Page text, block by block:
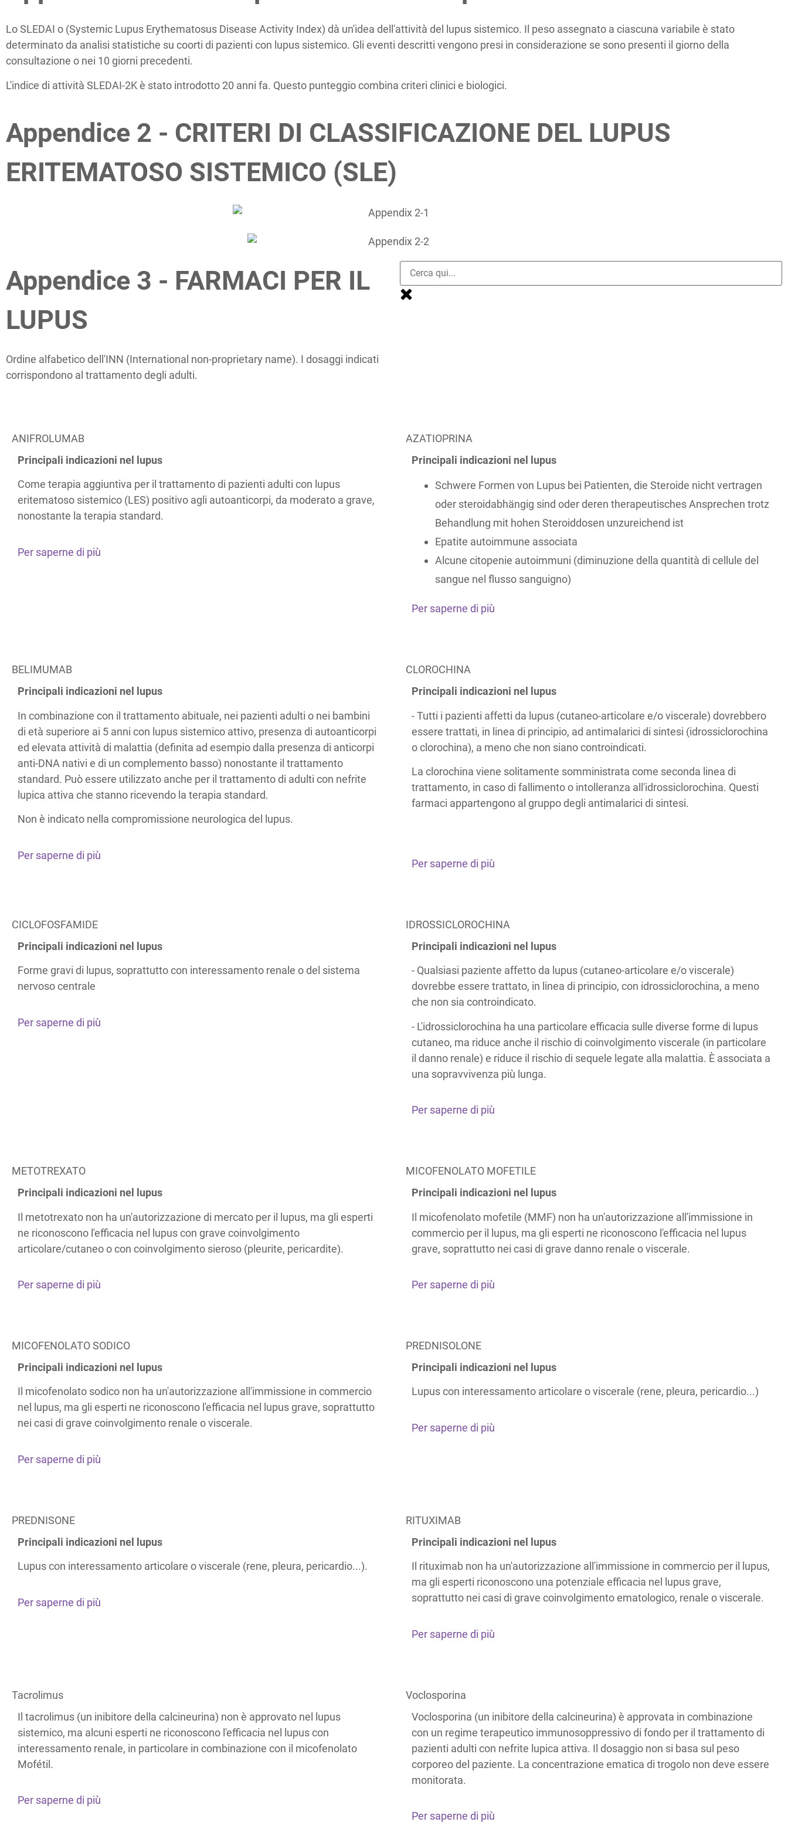
Lo SLEDAI o (Systemic Lupus Erythematosus Disease Activity Index) dà un'idea dell'attività del lupus sistemico. Il peso assegnato a ciascuna variabile è stato
determinato da analisi statistiche su coorti di pazienti con lupus sistemico. Gli eventi descritti vengono presi in considerazione se sono presenti il giorno della
consultazione o nei 10 giorni precedenti.
L'indice di attività SLEDAI-2K è stato introdotto 20 anni fa. Questo punteggio combina criteri clinici e biologici.
Appendice 2 - CRITERI DI CLASSIFICAZIONE DEL LUPUS
ERITEMATOSO SISTEMICO (SLE)
Appendice 3 - FARMACI PER IL
LUPUS
Ordine alfabetico dell'INN (International non-proprietary name). I dosaggi indicati
corrispondono al trattamento degli adulti.
ANIFROLUMAB
Principali indicazioni nel lupus
Come terapia aggiuntiva per il trattamento di pazienti adulti con lupus
eritematoso sistemico (LES) positivo agli autoanticorpi, da moderato a grave,
nonostante la terapia standard.
Per saperne di più
AZATIOPRINA
Principali indicazioni nel lupus
Schwere Formen von Lupus bei Patienten, die Steroide nicht vertragen
oder steroidabhängig sind oder deren therapeutisches Ansprechen trotz
Behandlung mit hohen Steroiddosen unzureichend ist
Epatite autoimmune associata
Alcune citopenie autoimmuni (diminuzione della quantità di cellule del
sangue nel flusso sanguigno)
Per saperne di più
BELIMUMAB
Principali indicazioni nel lupus
In combinazione con il trattamento abituale, nei pazienti adulti o nei bambini
di età superiore ai 5 anni con lupus sistemico attivo, presenza di autoanticorpi
ed elevata attività di malattia (definita ad esempio dalla presenza di anticorpi
anti-DNA nativi e di un complemento basso) nonostante il trattamento
standard. Può essere utilizzato anche per il trattamento di adulti con nefrite
lupica attiva che stanno ricevendo la terapia standard.
Non è indicato nella compromissione neurologica del lupus.
Per saperne di più
CLOROCHINA
Principali indicazioni nel lupus
- Tutti i pazienti affetti da lupus (cutaneo-articolare e/o viscerale) dovrebbero
essere trattati, in linea di principio, ad antimalarici di sintesi (idrossiclorochina
o clorochina), a meno che non siano controindicati.
La clorochina viene solitamente somministrata come seconda linea di
trattamento, in caso di fallimento o intolleranza all'idrossiclorochina. Questi
farmaci appartengono al gruppo degli antimalarici di sintesi.
Per saperne di più
CICLOFOSFAMIDE
Principali indicazioni nel lupus
Forme gravi di lupus, soprattutto con interessamento renale o del sistema
nervoso centrale
Per saperne di più
IDROSSICLOROCHINA
Principali indicazioni nel lupus
- Qualsiasi paziente affetto da lupus (cutaneo-articolare e/o viscerale)
dovrebbe essere trattato, in linea di principio, con idrossiclorochina, a meno
che non sia controindicato.
- L'idrossiclorochina ha una particolare efficacia sulle diverse forme di lupus
cutaneo, ma riduce anche il rischio di coinvolgimento viscerale (in particolare
il danno renale) e riduce il rischio di sequele legate alla malattia. È associata a
una sopravvivenza più lunga.
Per saperne di più
METOTREXATO
Principali indicazioni nel lupus
Il metotrexato non ha un'autorizzazione di mercato per il lupus, ma gli esperti
ne riconoscono l'efficacia nel lupus con grave coinvolgimento
articolare/cutaneo o con coinvolgimento sieroso (pleurite, pericardite).
Per saperne di più
MICOFENOLATO MOFETILE
Principali indicazioni nel lupus
Il micofenolato mofetile (MMF) non ha un'autorizzazione all'immissione in
commercio per il lupus, ma gli esperti ne riconoscono l'efficacia nel lupus
grave, soprattutto nei casi di grave danno renale o viscerale.
Per saperne di più
MICOFENOLATO SODICO
Principali indicazioni nel lupus
Il micofenolato sodico non ha un'autorizzazione all'immissione in commercio
nel lupus, ma gli esperti ne riconoscono l'efficacia nel lupus grave, soprattutto
nei casi di grave coinvolgimento renale o viscerale.
Per saperne di più
PREDNISOLONE
Principali indicazioni nel lupus
Lupus con interessamento articolare o viscerale (rene, pleura, pericardio...)
Per saperne di più
PREDNISONE
Principali indicazioni nel lupus
Lupus con interessamento articolare o viscerale (rene, pleura, pericardio...).
Per saperne di più
RITUXIMAB
Principali indicazioni nel lupus
Il rituximab non ha un'autorizzazione all'immissione in commercio per il lupus,
ma gli esperti riconoscono una potenziale efficacia nel lupus grave,
soprattutto nei casi di grave coinvolgimento ematologico, renale o viscerale.
Per saperne di più
Tacrolimus
Il tacrolimus (un inibitore della calcineurina) non è approvato nel lupus
sistemico, ma alcuni esperti ne riconoscono l'efficacia nel lupus con
interessamento renale, in particolare in combinazione con il micofenolato
Mofétil.
Per saperne di più
Voclosporina
Voclosporina (un inibitore della calcineurina) è approvata in combinazione
con un regime terapeutico immunosoppressivo di fondo per il trattamento di
pazienti adulti con nefrite lupica attiva. Il dosaggio non si basa sul peso
corporeo del paziente. La concentrazione ematica di trogolo non deve essere
monitorata.
Per saperne di più